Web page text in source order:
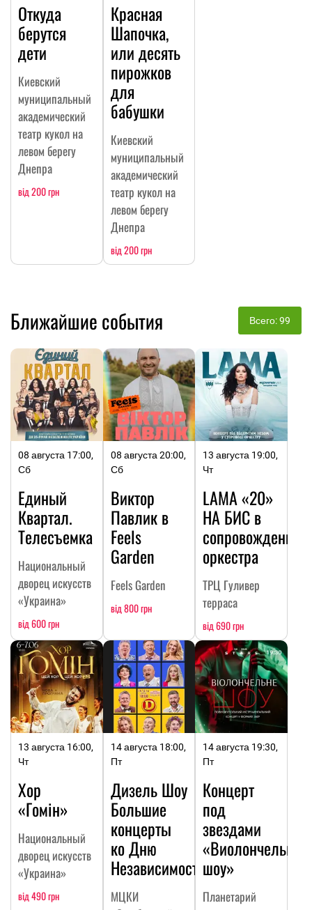
Откуда
берутся
дети
Киевский
муниципальный
академический
театр кукол на
левом берегу
Днепра
від 200 грн
Красная
Шапочка,
или десять
пирожков
для
бабушки
Киевский
муниципальный
академический
театр кукол на
левом берегу
Днепра
від 200 грн
Ближайшие события Всего: 99
08 августа 17:00,
Сб
Единый
Квартал.
Телесъемка
Национальный
дворец искусств
«Украина»
від 600 грн
08 августа 20:00,
Сб
Виктор
Павлик в
Feels
Garden
Feels Garden
від 800 грн
13 августа 19:00,
Чт
LAMA «20»
НА БИC в
сопровождении
оркестра
ТРЦ Гуливер
терраса
від 690 грн
13 августа 16:00,
Чт
Хор
«Гомін»
Национальный
дворец искусств
«Украина»
від 490 грн
14 августа 18:00,
Пт
Дизель Шоу
Большие
концерты
ко Дню
Независимости
МЦКИ
14 августа 19:30,
Пт
Концерт
под
звездами
«Виолончельное
шоу»
Планетарий